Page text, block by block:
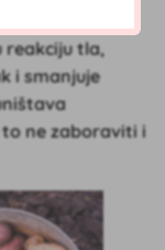
tla i usjeva u
reakciju tla,
i smanjuje
to ne zaboraviti i